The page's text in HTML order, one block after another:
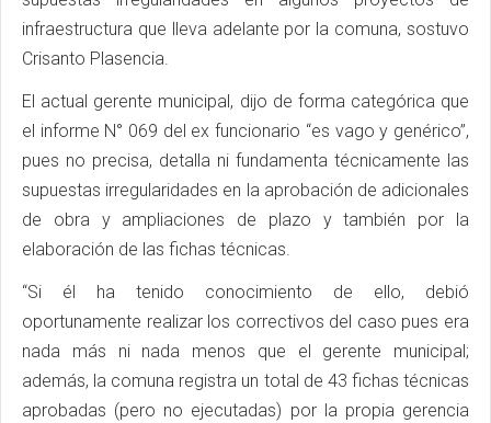
infraestructura que lleva adelante por la comuna, sostuvo
Crisanto Plasencia.
El actual gerente municipal, dijo de forma categórica que
el informe N° 069 del ex funcionario “es vago y genérico”,
pues no precisa, detalla ni fundamenta técnicamente las
supuestas irregularidades en la aprobación de adicionales
de obra y ampliaciones de plazo y también por la
elaboración de las fichas técnicas.
“Si él ha tenido conocimiento de ello, debió
oportunamente realizar los correctivos del caso pues era
nada más ni nada menos que el gerente municipal;
además, la comuna registra un total de 43 fichas técnicas
aprobadas (pero no ejecutadas) por la propia gerencia